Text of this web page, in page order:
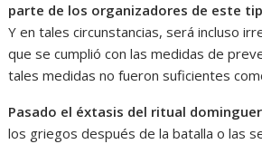
parte de los organizadores de este
Y en tales circunstancias, será incluso
que se cumplió con las medidas de
tales medidas no fueron suficientes
Pasado el éxtasis del ritual
los griegos después de la batalla o las